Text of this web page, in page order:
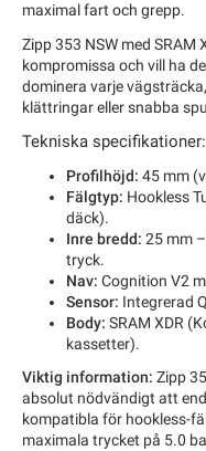
maximal fart och grepp.
Zipp 353 NSW med
kompromissa och vill ha
dominera varje
klättringar eller snabba
Tekniska specifikationer:
Profilhöjd: 45 mm
Fälgtyp: Hookless
däck).
Inre bredd: 25 mm
tryck.
Nav: Cognition V2
Sensor: Integrerad
Body: SRAM XDR
kassetter).
Viktig information: Zipp
absolut nödvändigt att
kompatibla för hookless-
maximala trycket på 5.0